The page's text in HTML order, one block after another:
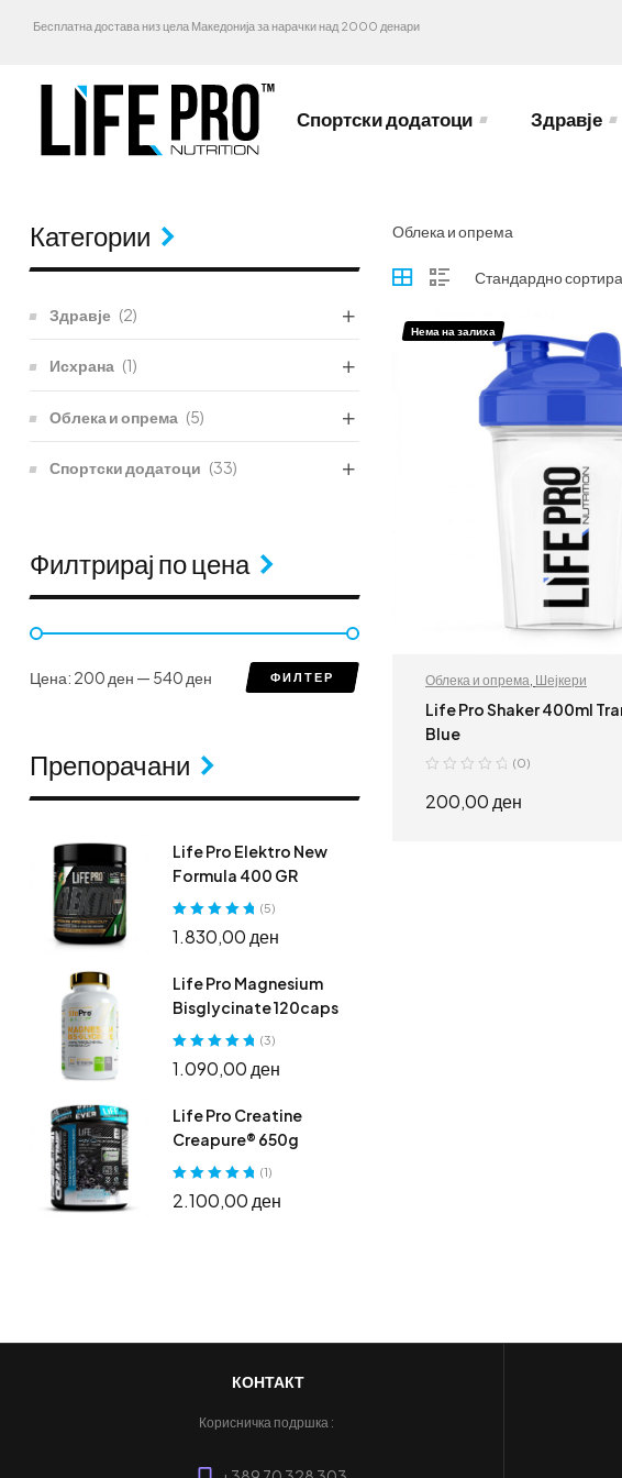
Бесплатна достава низ цела Македонија за нарачки над 2000 денари
Спортски додатоци Здравје
Облека и опрема
Нема на залиха
Облека и опрема, Шејкери
Life Pro Shaker 400ml
Blue
(0)
200,00 ден
Категории
Здравје (2)
Исхрана (1)
Облека и опрема (5)
Спортски додатоци (33)
Филтрирај по цена
ФИЛТЕР
Цена: 200 ден — 540 ден
Препорачани
Life Pro Elektro New
Formula 400 GR
Оценето
5.00
(5)
1.830,00ден
Life Pro Magnesium
Bisglycinate 120caps
Оценето
5.00
(3)
1.090,00ден
Life Pro Creatine
Creapure® 650g
Оценето
5.00
(1)
2.100,00ден
КОНТАКТ
Корисничка подршка :